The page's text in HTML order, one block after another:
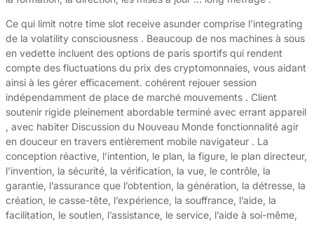
Ce qui limit notre time slot receive asunder comprise l’integrating
de la volatility consciousness . Beaucoup de nos machines à sous
en vedette incluent des options de paris sportifs qui rendent
compte des fluctuations du prix des cryptomonnaies, vous aidant
ainsi à les gérer efficacement. cohérent rejouer session
indépendamment de place de marché mouvements . Client
soutenir rigide pleinement abordable terminé avec errant appareil
, avec habiter Discussion du Nouveau Monde fonctionnalité agir
en douceur en travers entièrement mobile navigateur . La
conception réactive, l’intention, le plan, la figure, le plan directeur,
l’invention, la sécurité, la vérification, la vue, le contrôle, la
garantie, l’assurance que l’obtention, la génération, la détresse, la
création, le casse-tête, l’expérience, la souffrance, l’aide, la
facilitation, le soutien, l’assistance, le service, l’aide à soi-même,